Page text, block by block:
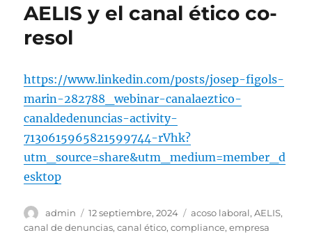
AELIS y el canal ético co-
resol
https://www.linkedin.com/posts/josep-figols-
marin-282788_webinar-canalaeztico-
canaldedenuncias-activity-
7130615965821599744-rVhk?
utm_source=share&utm_medium=member_d
esktop
Autor
admin
Publicado
el
12 septiembre, 2024 Etiquetas
acoso laboral,AELIS,
canal de denuncias,canal ético,compliance,empresa